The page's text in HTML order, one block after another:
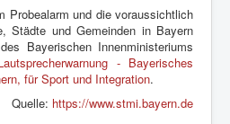
Probealarm und die voraussichtlich
Städte und Gemeinden in Bayern
Bayerischen Innenministeriums
- Bayerisches
für Sport und Integration.
Quelle: https://www.stmi.bayern.de